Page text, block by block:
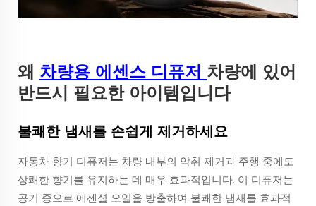
왜 차량용 에센스 디퓨저 차량에 있어
반드시 필요한 아이템입니다
불쾌한 냄새를 손쉽게 제거하세요
자동차 향기 디퓨저는 차량 내부의 악취 제거과 주행 중에도
상쾌한 향기를 유지하는 데 매우 효과적입니다. 이 디퓨저는
공기 중으로 에센셜 오일을 방출하여 불쾌한 냄새를 효과적